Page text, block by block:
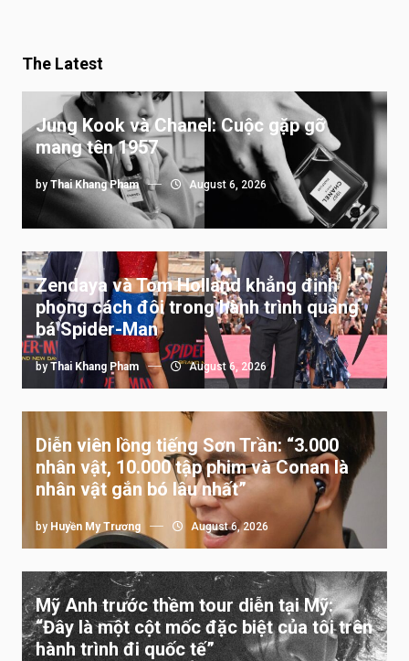
The Latest
Jung Kook và Chanel: Cuộc gặp gỡ
mang tên 1957
by Thai Khang Pham August 6, 2026
Zendaya và Tom Holland khẳng định
phong cách đôi trong hành trình quảng
bá Spider-Man
by Thai Khang Pham August 6, 2026
Diễn viên lồng tiếng Sơn Trần: “3.000
nhân vật, 10.000 tập phim và Conan là
nhân vật gắn bó lâu nhất”
by Huyền My Trương August 6, 2026
Mỹ Anh trước thềm tour diễn tại Mỹ:
“Đây là một cột mốc đặc biệt của tôi trên
hành trình đi quốc tế”